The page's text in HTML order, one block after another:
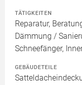
TÄTIGKEITEN
Reparatur,
Dämmung /
Schneefänger,
GEBÄUDETEILE